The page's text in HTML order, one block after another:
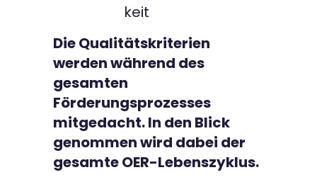
keit
Die Qualitätskriterien
werden während des
gesamten
Förderungsprozesses
mitgedacht. In den Blick
genommen wird dabei der
gesamte OER-Lebenszyklus.